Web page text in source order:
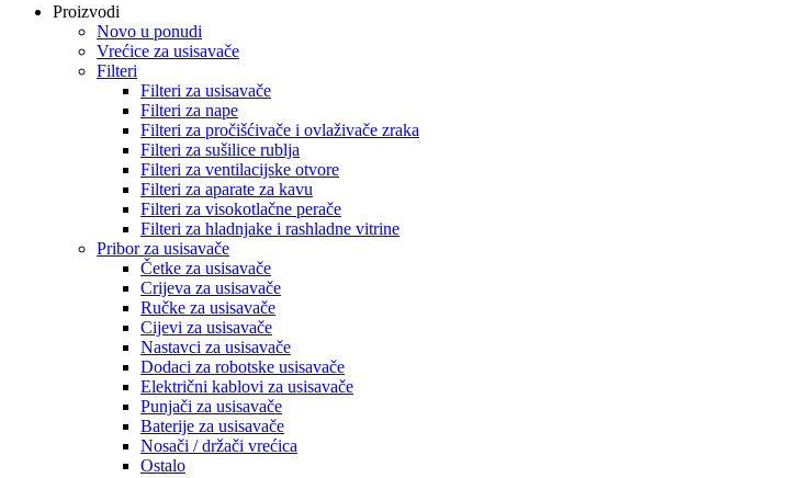
Proizvodi
Novo u ponudi
Vrećice za usisavače
Filteri
Filteri za usisavače
Filteri za nape
Filteri za pročišćivače i ovlaživače zraka
Filteri za sušilice rublja
Filteri za ventilacijske otvore
Filteri za aparate za kavu
Filteri za visokotlačne perače
Filteri za hladnjake i rashladne vitrine
Pribor za usisavače
Četke za usisavače
Crijeva za usisavače
Ručke za usisavače
Cijevi za usisavače
Nastavci za usisavače
Dodaci za robotske usisavače
Električni kablovi za usisavače
Punjači za usisavače
Baterije za usisavače
Nosači / držači vrećica
Ostalo